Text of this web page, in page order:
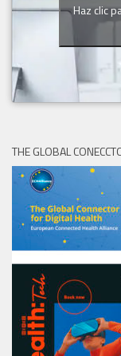
Haz clic
THE GLOBAL